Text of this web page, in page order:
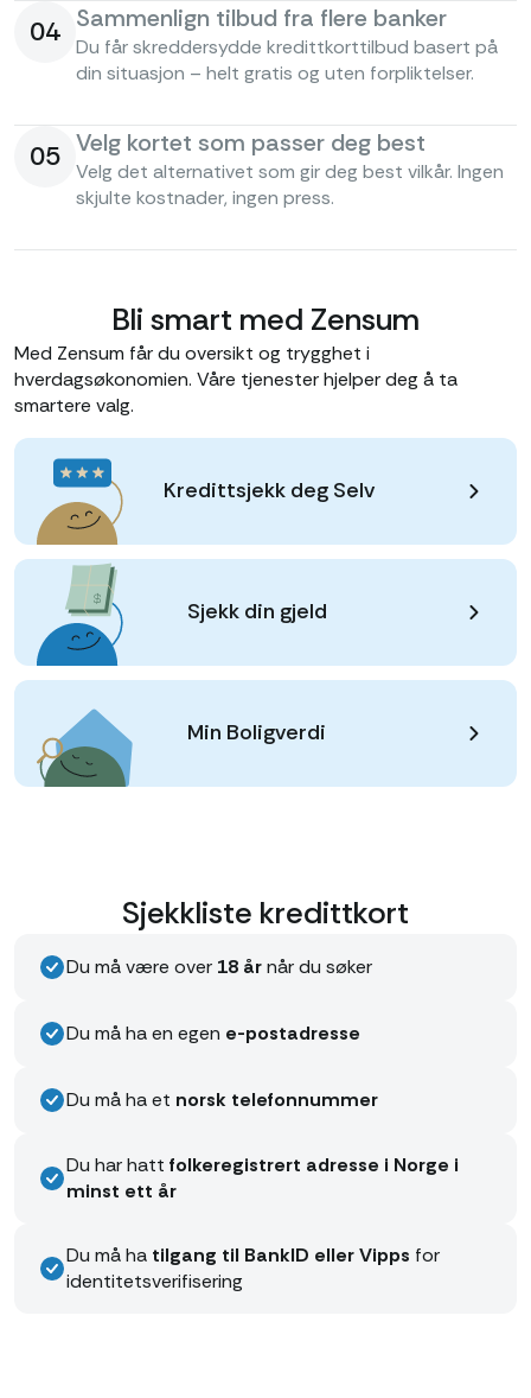
04 Sammenlign tilbud fra flere banker
Du får skreddersydde kredittkorttilbud basert på
din situasjon – helt gratis og uten forpliktelser.
05 Velg kortet som passer deg best
Velg det alternativet som gir deg best vilkår. Ingen
skjulte kostnader, ingen press.
Bli smart med Zensum
Med Zensum får du oversikt og trygghet i
hverdagsøkonomien. Våre tjenester hjelper deg å ta
smartere valg.
Kredittsjekk deg Selv
Sjekk din gjeld
Min Boligverdi
Sjekkliste kredittkort
Du må være over 18 årnår du søker
Du må ha en egen e-postadresse
Du må ha et norsk telefonnummer
Du har hatt folkeregistrert adresse i Norge i
minst ett år
Du må ha tilgang til BankID eller Vipps for
identitetsverifisering